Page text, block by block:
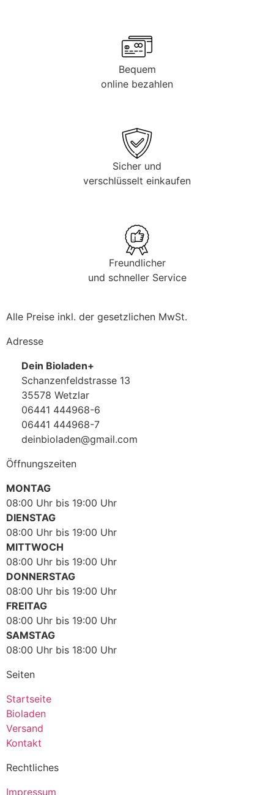
Bequem
online bezahlen
Sicher und
verschlüsselt einkaufen
Freundlicher
und schneller Service
Alle Preise inkl. der gesetzlichen MwSt.
Adresse
Dein Bioladen+
Schanzenfeldstrasse 13
35578 Wetzlar
06441 444968-6
06441 444968-7
deinbioladen@gmail.com
Öffnungszeiten
MONTAG
08:00 Uhr bis 19:00 Uhr
DIENSTAG
08:00 Uhr bis 19:00 Uhr
MITTWOCH
08:00 Uhr bis 19:00 Uhr
DONNERSTAG
08:00 Uhr bis 19:00 Uhr
FREITAG
08:00 Uhr bis 19:00 Uhr
SAMSTAG
08:00 Uhr bis 18:00 Uhr
Seiten
Startseite
Bioladen
Versand
Kontakt
Rechtliches
Impressum